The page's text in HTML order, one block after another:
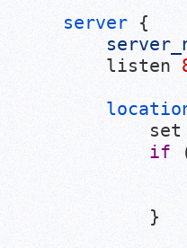
server {
listen
set
if
}